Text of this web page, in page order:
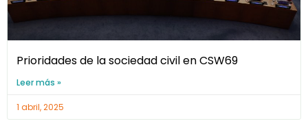
Prioridades de la sociedad civil en CSW69
Leer más »
1 abril, 2025